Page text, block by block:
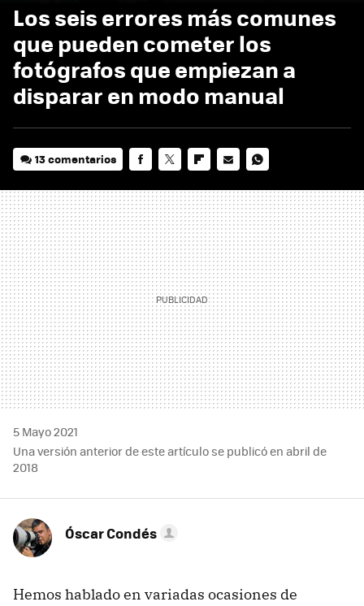
Los seis errores más comunes
que pueden cometer los
fotógrafos que empiezan a
disparar en modo manual
13 comentarios
MAIL
5 Mayo 2021
Una versión anterior de este artículo se publicó en abril de
2018
Óscar Condés
Hemos hablado en variadas ocasiones de